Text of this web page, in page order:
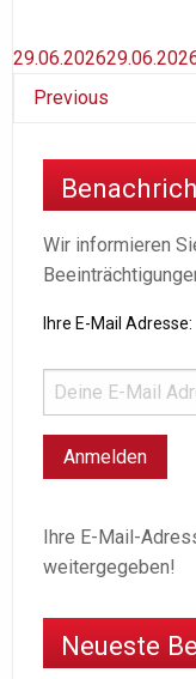
29.06.2026
Previous
Wir informieren
Ihre E-Mail Adresse:
Ihre E-Mail-
weitergegeben!
Neueste